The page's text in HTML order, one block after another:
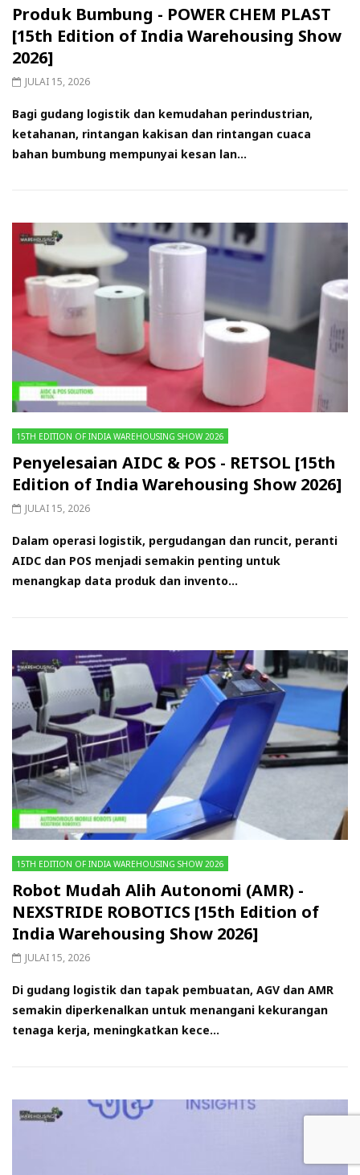
Produk Bumbung - POWER CHEM PLAST
[15th Edition of India Warehousing Show
2026]
JULAI 15, 2026
Bagi gudang logistik dan kemudahan perindustrian,
ketahanan, rintangan kakisan dan rintangan cuaca
bahan bumbung mempunyai kesan lan...
15TH EDITION OF INDIA WAREHOUSING SHOW 2026
Penyelesaian AIDC & POS - RETSOL [15th
Edition of India Warehousing Show 2026]
JULAI 15, 2026
Dalam operasi logistik, pergudangan dan runcit, peranti
AIDC dan POS menjadi semakin penting untuk
menangkap data produk dan invento...
15TH EDITION OF INDIA WAREHOUSING SHOW 2026
Robot Mudah Alih Autonomi (AMR) -
NEXSTRIDE ROBOTICS [15th Edition of
India Warehousing Show 2026]
JULAI 15, 2026
Di gudang logistik dan tapak pembuatan, AGV dan AMR
semakin diperkenalkan untuk menangani kekurangan
tenaga kerja, meningkatkan kece...